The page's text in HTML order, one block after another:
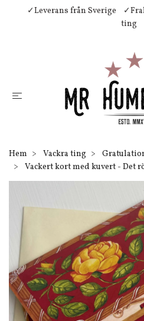
✓Leverans från Sverige
ting
Hem Vackra ting
Vackert kort med kuvert - Det